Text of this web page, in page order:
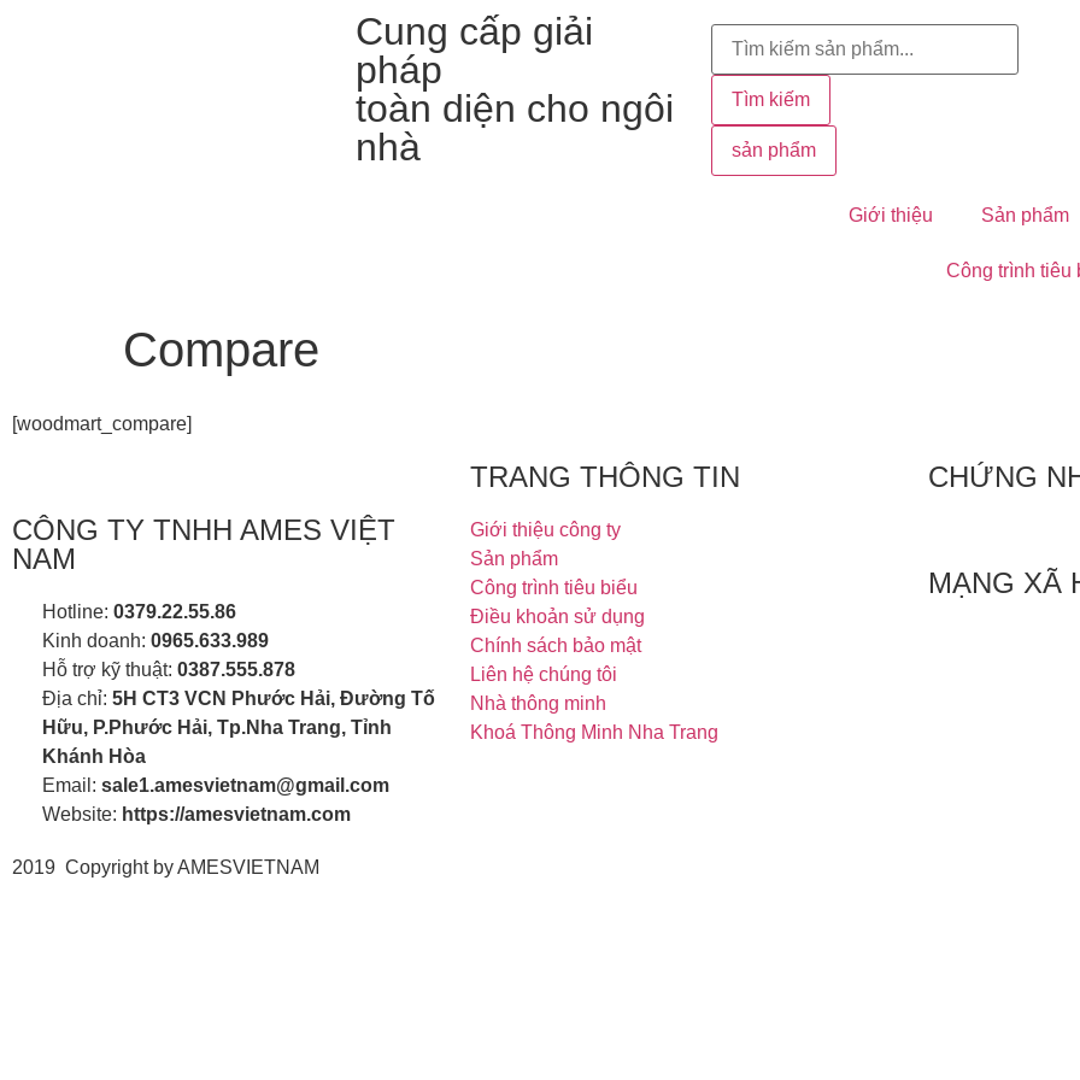
Cung cấp giải
pháp
toàn diện cho ngôi
nhà
Tìm kiếm
sản phẩm
Giới thiệu Sản phẩm
Công trình tiêu
Compare
[woodmart_compare]
CÔNG TY TNHH AMES VIỆT
NAM
Hotline: 0379.22.55.86
Kinh doanh: 0965.633.989
Hỗ trợ kỹ thuật: 0387.555.878
Địa chỉ: 5H CT3 VCN Phước Hải, Đường Tố
Hữu, P.Phước Hải, Tp.Nha Trang, Tỉnh
Khánh Hòa
Email: sale1.amesvietnam@gmail.com
Website: https://amesvietnam.com
TRANG THÔNG TIN
Giới thiệu công ty
Sản phẩm
Công trình tiêu biểu
Điều khoản sử dụng
Chính sách bảo mật
Liên hệ chúng tôi
Nhà thông minh
Khoá Thông Minh Nha Trang
CHỨNG
MẠNG XÃ
2019 Copyright by AMESVIETNAM